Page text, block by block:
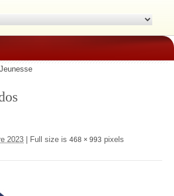
2023 Full size is 468 × 993 pixels